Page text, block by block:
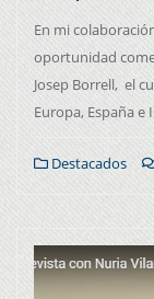
En mi
oportunidad
Josep Borrell, el
Europa, España
Destacados